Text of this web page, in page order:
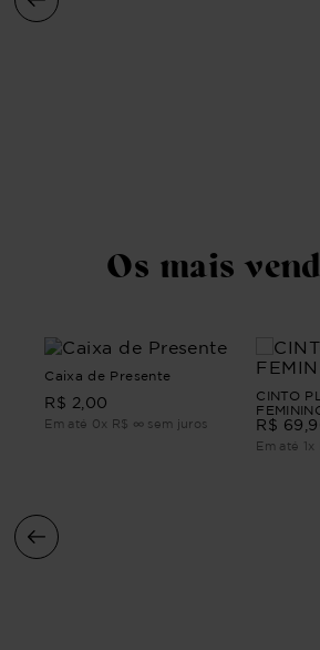
Os mais
Caixa de Presente
R$ 2 00
Em até 0x R$ ∞ sem juros
CINTO
R$ 69
Em até 1x